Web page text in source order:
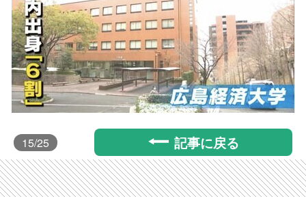
15/25 記事に戻る